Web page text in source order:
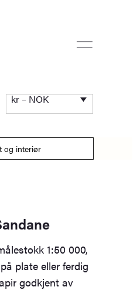
kr – NOK
og interiør
1:50 000,
plate eller ferdig
godkjent av